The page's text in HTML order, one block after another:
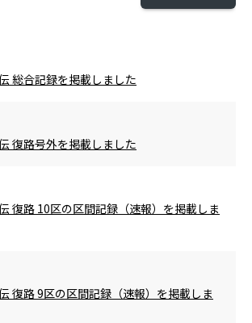
総合記録を掲載しました
復路号外を掲載しました
復路 10区の区間記録（速報）を掲載しま
復路 9区の区間記録（速報）を掲載しま